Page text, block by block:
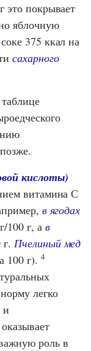
это покрывает
яблочную
375 ккал на
сахарного
кислоты)
витамина С
в ягодах
100 г, а в
г.Пчелиный мед
100 г). 4
легко
и
роль в